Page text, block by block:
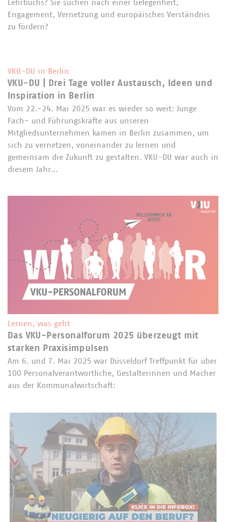
Lehrbuchs? Sie suchen nach einer Gelegenheit,
Engagement, Vernetzung und europäisches Verständnis
zu fördern?
VKU-DU in Berlin
VKU-DU | Drei Tage voller Austausch, Ideen und
Inspiration in Berlin
Vom 22.-24. Mai 2025 war es wieder so weit: Junge
Fach- und Führungskräfte aus unseren
Mitgliedsunternehmen kamen in Berlin zusammen, um
sich zu vernetzen, voneinander zu lernen und
gemeinsam die Zukunft zu gestalten. VKU-DU war auch in
diesem Jahr…
Lernen, was geht
Das VKU-Personalforum 2025 überzeugt mit
starken Praxisimpulsen
Am 6. und 7. Mai 2025 war Düsseldorf Treffpunkt für über
100 Personalverantwortliche, Gestalterinnen und Macher
aus der Kommunalwirtschaft: